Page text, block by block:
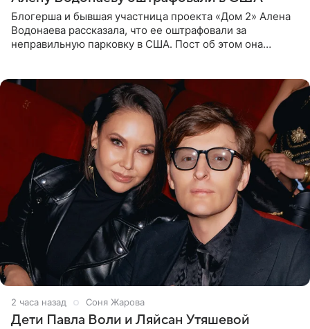
Блогерша и бывшая участница проекта «Дом 2» Алена
Водонаева рассказала, что ее оштрафовали за
неправильную парковку в США. Пост об этом она
2 часа назад Соня Жарова
Дети Павла Воли и Ляйсан Утяшевой